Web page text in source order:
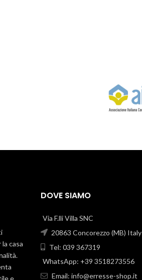
casa
e
DOVE SIAMO
Via F.lli Villa SNC
20863 Concorezzo (MB) Italy
Tel: 039 367319
WhatsApp: +39 3518273556
Email: info@erresse-shop.it